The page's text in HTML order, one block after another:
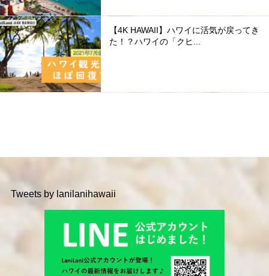
【4K HAWAII】ハワイに活気が戻ってき
た！？ハワイの「クヒ...
Tweets by lanilanihawaii